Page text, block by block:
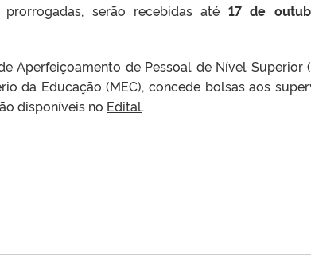
serão recebidas até 17 de
Aperfeiçoamento de Pessoal de Nível Superior
da Educação (MEC), concede bolsas aos
disponíveis no Edital.